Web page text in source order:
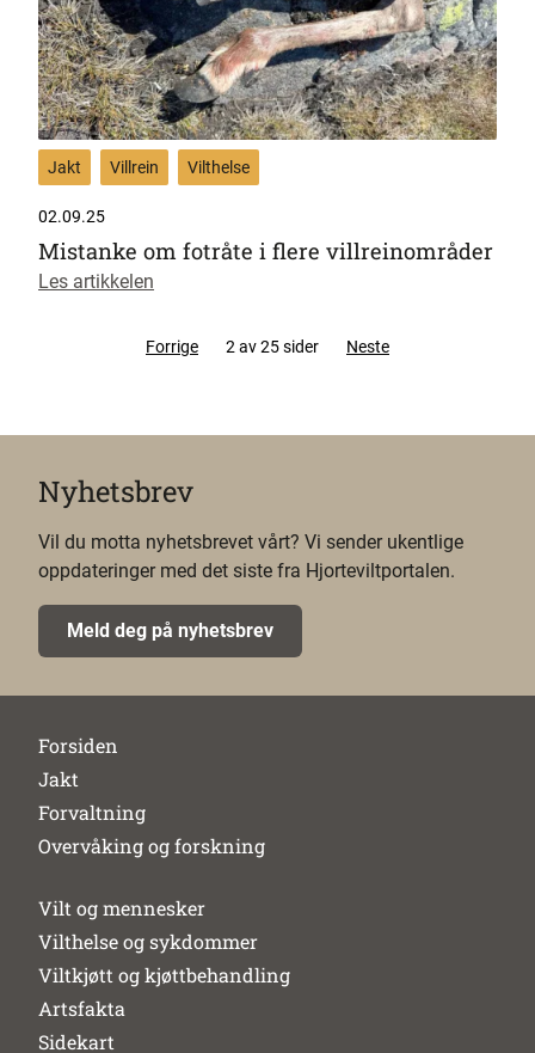
Jakt Villrein Vilthelse
02.09.25
Mistanke om fotråte i flere villreinområder
Les artikkelen
Forrige 2 av 25 sider Neste
Nyhetsbrev
Vil du motta nyhetsbrevet vårt? Vi sender ukentlige
oppdateringer med det siste fra Hjorteviltportalen.
Meld deg på nyhetsbrev
Forsiden
Jakt
Forvaltning
Overvåking og forskning
Vilt og mennesker
Vilthelse og sykdommer
Viltkjøtt og kjøttbehandling
Artsfakta
Sidekart